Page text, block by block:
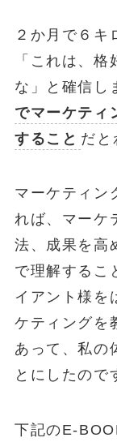
２か月で６キ
「これは、
な」と確信し
でマーケティ
すること だと
マーケティン
れば、マーケ
法、成果を高
で理解するこ
イアント様を
ケティングを
あって、私の
とにしたので
下記のE-